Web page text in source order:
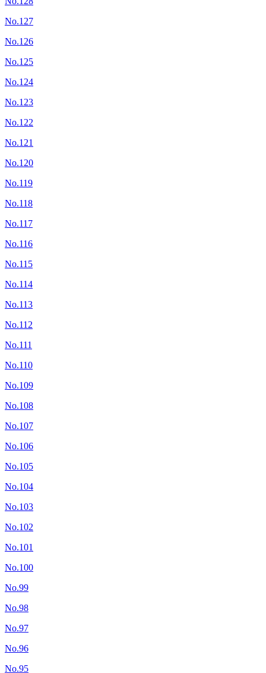
No.127
No.126
No.125
No.124
No.123
No.122
No.121
No.120
No.119
No.118
No.117
No.116
No.115
No.114
No.113
No.112
No.111
No.110
No.109
No.108
No.107
No.106
No.105
No.104
No.103
No.102
No.101
No.100
No.99
No.98
No.97
No.96
No.95